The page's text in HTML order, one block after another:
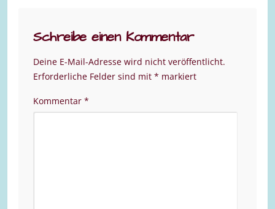
Schreibe einen Kommentar
Deine E-Mail-Adresse wird nicht veröffentlicht.
Erforderliche Felder sind mit * markiert
Kommentar *